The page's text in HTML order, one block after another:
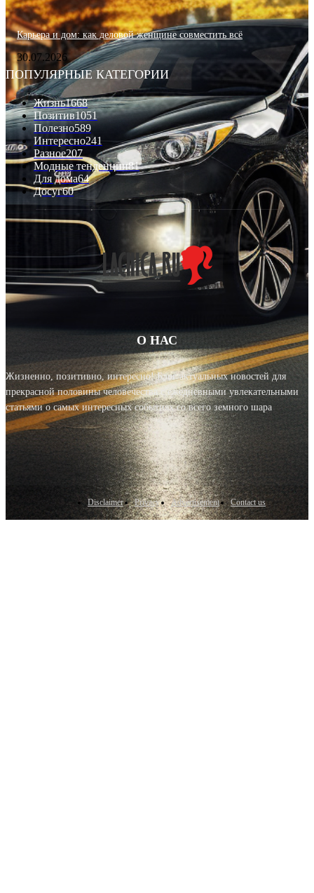
Карьера и дом: как деловой женщине совместить всё
30.07.2026
ПОПУЛЯРНЫЕ КАТЕГОРИИ
Жизнь1668
Позитив1051
Полезно589
Интересно241
Разное207
Модные тенденции81
Для дома64
Досуг60
О НАС
Жизненно, позитивно, интересно! Блог актуальных новостей для
прекрасной половины человечества с ежедневными увлекательными
статьями о самых интересных событиях со всего земного шара
Disclaimer Privacy Advertisement Contact us